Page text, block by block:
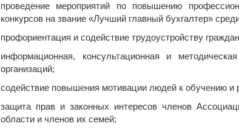
проведение мероприятий по повышению
конкурсов на звание «Лучший главный бухгалтер»
профориентация и содействие трудоустройству
информационная, консультационная и
организаций;
содействие повышения мотивации людей к обучению и
защита прав и законных интересов членов
области и членов их семей;